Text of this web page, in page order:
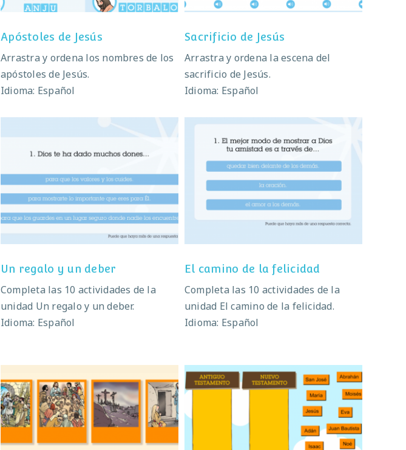
Apóstoles de Jesús
Arrastra y ordena los nombres de los
apóstoles de Jesús.
Idioma: Español
Sacrificio de Jesús
Arrastra y ordena la escena del
sacrificio de Jesús.
Idioma: Español
Un regalo y un deber
Un regalo y un deber
Completa las 10 actividades de la
unidad Un regalo y un deber.
Idioma: Español
El camino de la felicidad
El camino de la felicidad
Completa las 10 actividades de la
unidad El camino de la felicidad.
Idioma: Español
Hechos Semana Santa Personajes